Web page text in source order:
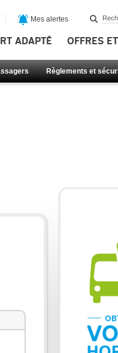
ADAPTÉ OFFRES
Règlements et
Mes alertes